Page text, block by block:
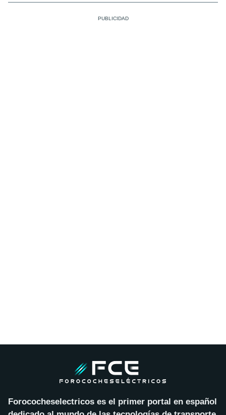
Forococheselectricos es el primer portal en español